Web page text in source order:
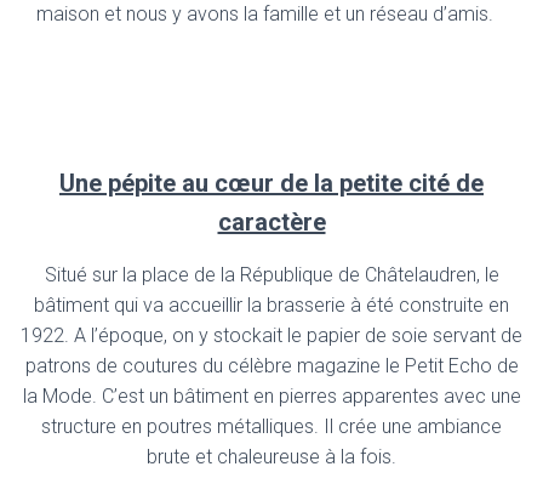
maison et nous y avons la famille et un réseau d’amis.
Une pépite au cœur de la petite cité de
caractère
Situé sur la place de la République de Châtelaudren, le
bâtiment qui va accueillir la brasserie à été construite en
1922. A l’époque, on y stockait le papier de soie servant de
patrons de coutures du célèbre magazine le Petit Echo de
la Mode. C’est un bâtiment en pierres apparentes avec une
structure en poutres métalliques. Il crée une ambiance
brute et chaleureuse à la fois.